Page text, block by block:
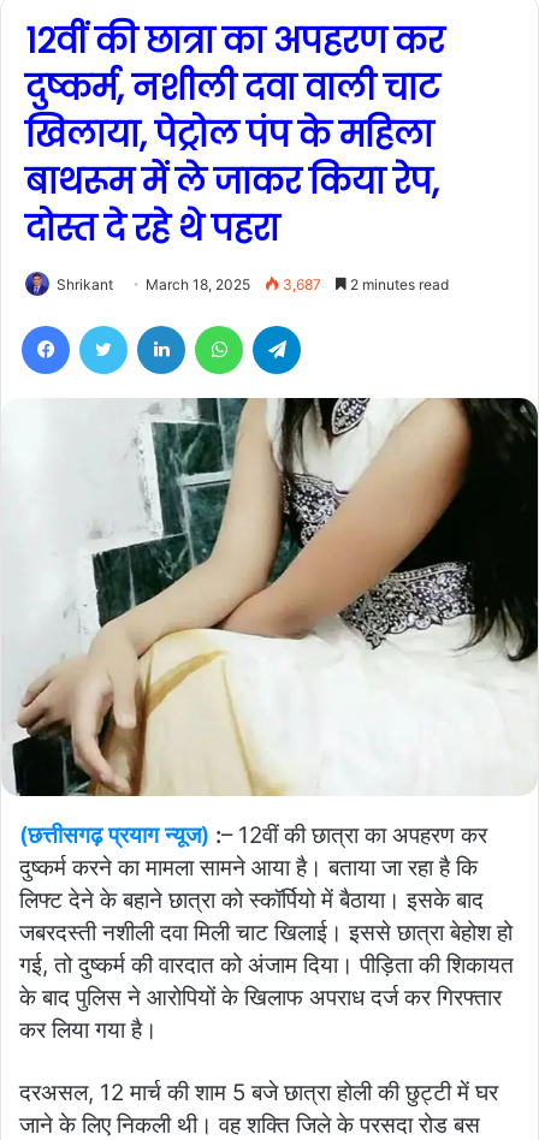
12वीं की छात्रा का अपहरण कर
दुष्कर्म, नशीली दवा वाली चाट
खिलाया, पेट्रोल पंप के महिला
बाथरूम में ले जाकर किया रेप,
दोस्त दे रहे थे पहरा
Shrikant March 18, 2025 3,687 2 minutes read
(छत्तीसगढ़ प्रयाग न्यूज) :– 12वीं की छात्रा का अपहरण कर
दुष्कर्म करने का मामला सामने आया है। बताया जा रहा है कि
लिफ्ट देने के बहाने छात्रा को स्कॉर्पियो में बैठाया। इसके बाद
जबरदस्ती नशीली दवा मिली चाट खिलाई। इससे छात्रा बेहोश हो
गई, तो दुष्कर्म की वारदात को अंजाम दिया। पीड़िता की शिकायत
के बाद पुलिस ने आरोपियों के खिलाफ अपराध दर्ज कर गिरफ्तार
कर लिया गया है।
दरअसल, 12 मार्च की शाम 5 बजे छात्रा होली की छुट्टी में घर
जाने के लिए निकली थी। वह शक्ति जिले के परसदा रोड बस